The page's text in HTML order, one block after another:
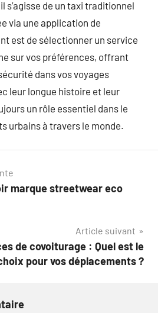
s’agisse de un taxi traditionnel
via une application de
est de sélectionner un service
sur vos préférences, offrant
dans vos voyages
leur longue histoire et leur
un rôle essentiel dans le
urbains à travers le monde.
marque streetwear eco
Article suivant
de covoiturage : Quel est le
pour vos déplacements ?